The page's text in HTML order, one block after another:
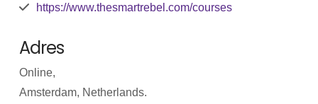
https://www.thesmartrebel.com/courses
Adres
Online,
Amsterdam, Netherlands.